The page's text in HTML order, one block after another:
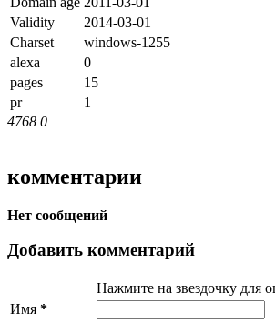
Validity
2014-03-01
Charset
windows-1255
alexa
0
pages
15
pr
1
4768 0
комментарии
Нет сообщений
Добавить комментарий
Нажмите на звездочку для
Имя *